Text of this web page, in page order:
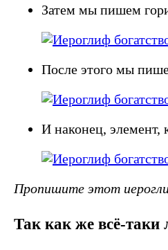
Затем мы пишем
После этого мы
И наконец, элемент,
Пропишите этот
Так как же всё-таки